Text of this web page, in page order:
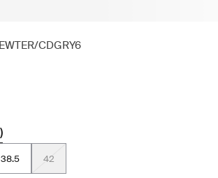
CDGRY6
38.5 42